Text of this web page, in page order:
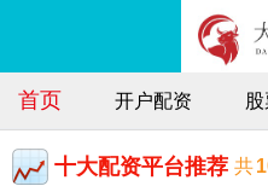
首页 开户配资
十大配资平台推荐 共